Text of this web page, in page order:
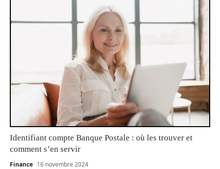
Identifiant compte Banque Postale : où les trouver et
comment s’en servir
Finance 16 novembre 2024